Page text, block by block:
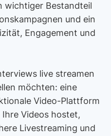
wichtiger Bestandteil
und ein
Engagement und
live streamen
möchten: eine
Video-Plattform
Videos hostet,
Livestreaming und